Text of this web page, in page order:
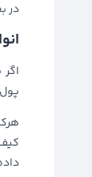
در